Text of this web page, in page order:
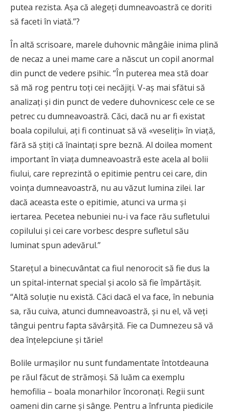
putea rezista. Aşa că alegeţi dumneavoastră ce doriti
să faceti în viată.”?
În altă scrisoare, marele duhovnic mângâie inima plină
de necaz a unei mame care a născut un copil anormal
din punct de vedere psihic. “În puterea mea stă doar
să mă rog pentru toţi cei necăjiţi. V-aş mai sfătui să
analizaţi şi din punct de vedere duhovnicesc cele ce se
petrec cu dumneavoastră. Căci, dacă nu ar fi existat
boala copilului, aţi fi continuat să vă «veseliţi» în viaţă,
fără să ştiţi că înaintaţi spre beznă. Al doilea moment
important în viaţa dumneavoastră este acela al bolii
fiului, care reprezintă o epitimie pentru cei care, din
voinţa dumneavoastră, nu au văzut lumina zilei. Iar
dacă aceasta este o epitimie, atunci va urma şi
iertarea. Pecetea nebuniei nu-i va face rău sufletului
copilului şi cei care vorbesc despre sufletul său
luminat spun adevărul.”
Stareţul a binecuvântat ca fiul nenorocit să fie dus la
un spital-internat special şi acolo să fie împărtăşit.
“Altă soluţie nu există. Căci dacă el va face, în nebunia
sa, rău cuiva, atunci dumneavoastră, şi nu el, vă veţi
tângui pentru fapta săvârşită. Fie ca Dumnezeu să vă
dea înţelepciune şi tărie!
Bolile urmaşilor nu sunt fundamentate întotdeauna
pe răul făcut de strămoşi. Să luăm ca exemplu
hemofilia – boala monarhilor încoronaţi. Regii sunt
oameni din carne şi sânge. Pentru a înfrunta piedicile